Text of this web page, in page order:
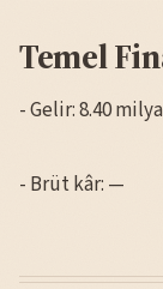
Temel
- Gelir: 8.40
- Brüt kâr: —